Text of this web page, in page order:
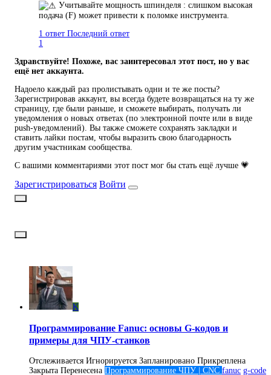
️ Учитывайте мощность шпинделя : слишком высокая
подача (F) может привести к поломке инструмента.
1 ответ Последний ответ
1
Здравствуйте! Похоже, вас заинтересовал этот пост, но у вас
ещё нет аккаунта.
Надоело каждый раз пролистывать одни и те же посты?
Зарегистрировав аккаунт, вы всегда будете возвращаться на ту же
страницу, где были раньше, и сможете выбирать, получать ли
уведомления о новых ответах (по электронной почте или в виде
push-уведомлений). Вы также сможете сохранять закладки и
ставить лайки постам, чтобы выразить свою благодарность
другим участникам сообщества.
С вашими комментариями этот пост мог бы стать ещё лучше 💗
Зарегистрироваться Войти
K
Программирование Fanuc: основы G-кодов и
примеры для ЧПУ-станков
Отслеживается Игнорируется Запланировано Прикреплена
Закрыта Перенесена Программирование ЧПУ | CNC fanuc g-code